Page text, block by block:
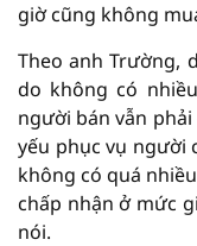
giờ cũng không
Theo anh Trường,
do không có
người bán vẫn
yếu phục vụ người
không có quá
chấp nhận ở mức
nói.